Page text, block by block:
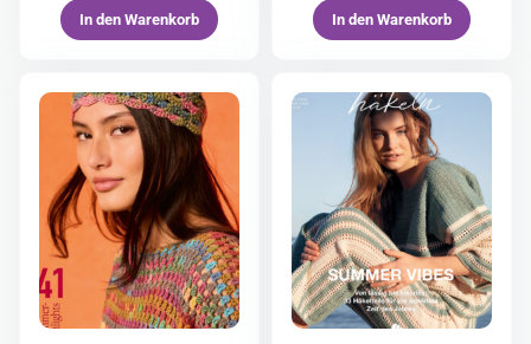
In den Warenkorb In den Warenkorb